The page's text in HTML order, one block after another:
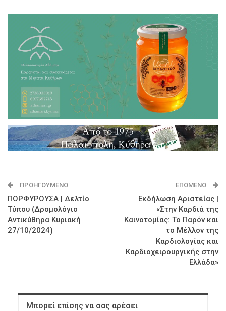
ΠΡΟΗΓΟΎΜΕΝΟ
ΠΟΡΦΥΡΟΥΣΑ | Δελτίο
Τύπου (Δρομολόγιο
Αντικύθηρα Κυριακή
27/10/2024)
ΕΠΌΜΕΝΟ
Εκδήλωση Αριστείας |
«Στην Καρδιά της
Καινοτομίας: Το Παρόν και
το Μέλλον της
Καρδιολογίας και
Καρδιοχειρουργικής στην
Ελλάδα»
Μπορεί επίσης να σας αρέσει